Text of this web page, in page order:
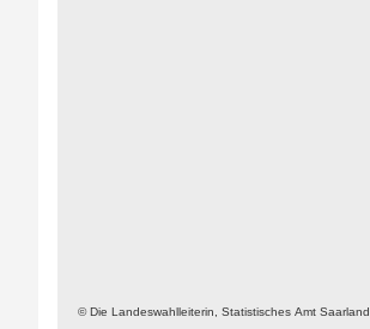
© Die Landeswahlleiterin, Statistisches Amt Saarland